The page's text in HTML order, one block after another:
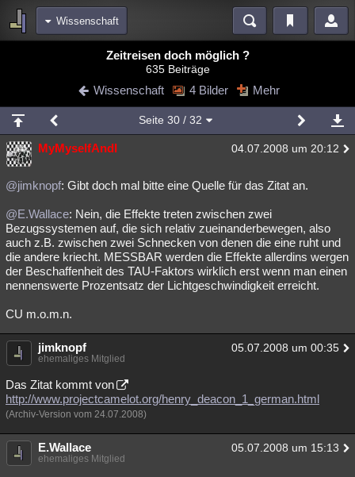
Wissenschaft
Blogs Videos
Chat Wiki Neuigkeiten
meine Rubriken
Menschen Wissenschaft Mystery Kriminalfälle
Spiritualität Verschwörungen Technologie Ufologie
Natur Umfragen Unterhaltung
weitere Rubriken
Philosophie Träume Orte Esoterik Literatur
Astronomie Helpdesk Gruppen Gaming Filme
Übersichten
Lesenswert Schlüsselwörter
Zeitreisen doch möglich ?
635 Beiträge
Wissenschaft 4 Bilder Mehr
Seite 30/ 32
MyMyselfAndI 04.07.2008 um 20:12
@jimknopf: Gibt doch mal bitte eine Quelle für das Zitat an.
@E.Wallace: Nein, die Effekte treten zwischen zwei
Bezugssystemen auf, die sich relativ zueinanderbewegen, also
auch z.B. zwischen zwei Schnecken von denen die eine ruht und
die andere kriecht. MESSBAR werden die Effekte allerdins wergen
der Beschaffenheit des TAU-Faktors wirklich erst wenn man einen
nennenswerte Prozentsatz der Lichtgeschwindigkeit erreicht.
CU m.o.m.n.
jimknopf 05.07.2008 um 00:35
ehemaliges Mitglied
Das Zitat kommt von
http://www.projectcamelot.org/henry_deacon_1_german.html
(Archiv-Version vom 24.07.2008)
E.Wallace 05.07.2008 um 15:13
ehemaliges Mitglied